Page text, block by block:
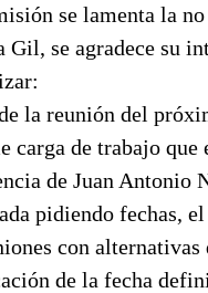
se lamenta la
Gil, se agradece su
la reunión del
carga de trabajo
de Juan Antonio
pidiendo fechas,
con
de la fecha